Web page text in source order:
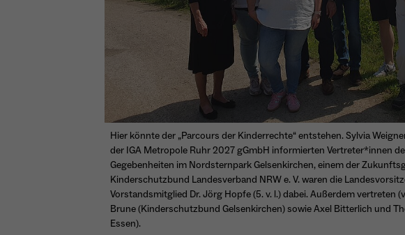
Name
Anbieter
Laufzeit
Zweck
Name
Anbieter
Laufzeit 13
Zweck
Name
Anbieter
Laufzeit 30
Aktivierung
Diese Cookies
Website-Inhalte
Name
Anbieter
Laufzeit 1 Jahr
Zweck
Cookie-
Hier könnte der „Parcours der Kinderrechte“ entstehen. Sylvia
der IGA Metropole Ruhr 2027 gGmbH informierten Vertreter*innen
Gegebenheiten im Nordsternpark Gelsenkirchen, einem der
Kinderschutzbund Landesverband NRW e. V. waren die
Vorstandsmitglied Dr. Jörg Hopfe (5. v. l.) dabei. Außerdem vertreten
Brune (Kinderschutzbund Gelsenkirchen) sowie Axel Bitterlich und
Essen).